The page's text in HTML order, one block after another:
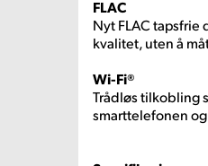
FLAC
Nyt FLAC
kvalitet, uten å
Wi-Fi®
Trådløs tilkobling
smarttelefonen